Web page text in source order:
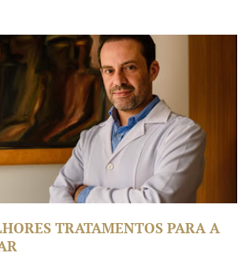
TRATAMENTOS PARA A